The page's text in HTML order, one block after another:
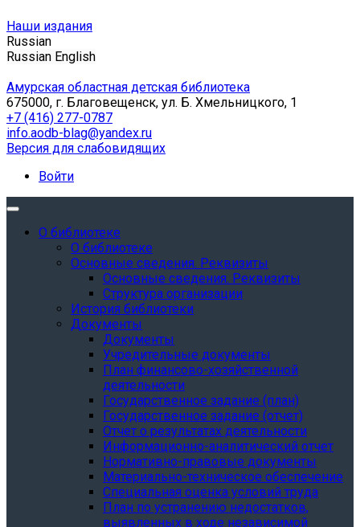
Наши издания
Russian
Russian English
Амурская областная детская библиотека
675000, г. Благовещенск, ул. Б. Хмельницкого, 1
+7 (416) 277-0787
info.aodb-blag@yandex.ru
Версия для слабовидящих
Войти
О библиотеке
О библиотеке
Основные сведения. Реквизиты
Основные сведения. Реквизиты
Структура организации
История библиотеки
Документы
Документы
Учредительные документы
План финансово-хозяйственной
деятельности
Государственное задание (план)
Государственное задание (отчет)
Отчет о результатах деятельности
Информационно-аналитический отчет
Нормативно-правовые документы
Материально-техническое обеспечение
Специальная оценка условий труда
План по устранению недостатков,
выявленных в ходе независимой